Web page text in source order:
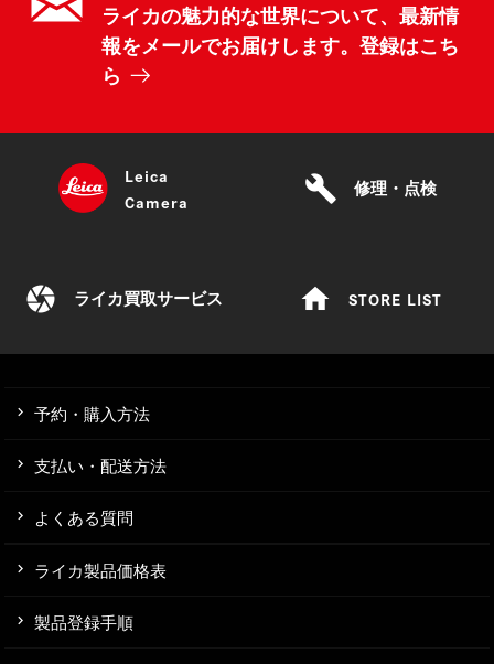
ライカの魅力的な世界について、最新情
報をメールでお届けします。登録はこち
ら
Leica
Camera
build 修理・点検
camera ライカ買取サービス home STORE LIST
予約・購入方法
支払い・配送方法
よくある質問
ライカ製品価格表
製品登録手順